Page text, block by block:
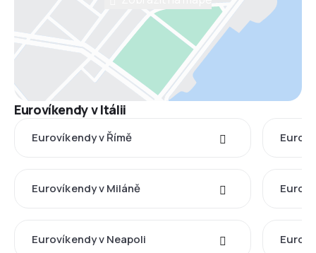
Eurovíkendy v Itálii
Eurovíkendy v Římě
Eurovíkendy v Miláně
Eurovíkendy v Neapoli